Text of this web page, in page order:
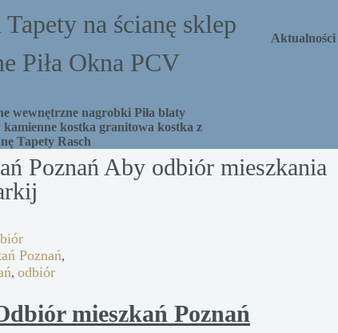
na ścianę sklep
Piła Okna PCV
wewnętrzne nagrobki Piła blaty
kostka granitowa kostka z
Tapety Rasch
Aktualności
Poznań Aby odbiór mieszkania
Poznań,
, odbiór
mieszkań Poznań